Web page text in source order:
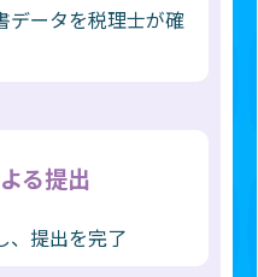
データを税理士が確
る提出
、提出を完了